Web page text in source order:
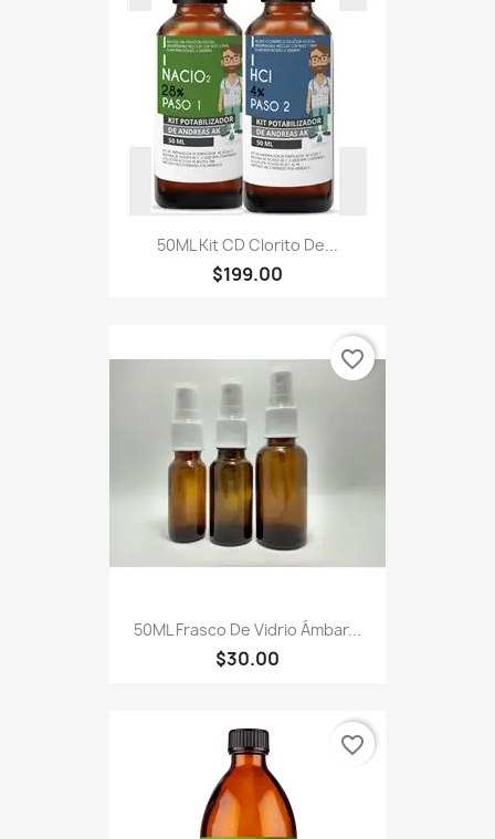
50ML Kit CD Clorito De...
$199.00
50ML Frasco De Vidrio Ámbar...
$30.00
favorite_border
favorite_border